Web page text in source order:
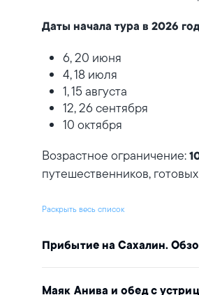
Даты начала тура в 2026
6, 20 июня
4, 18 июля
1, 15 августа
12, 26 сентября
10 октября
Возрастное ограничение:
путешественников,
Раскрыть весь список
Прибытие на Сахалин.
Маяк Анива и обед с